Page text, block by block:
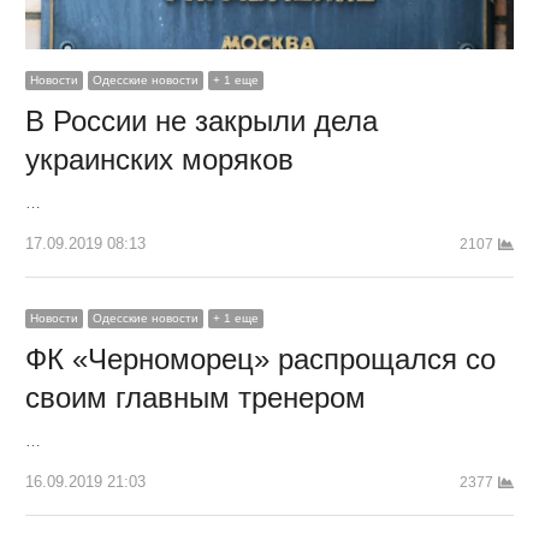
Новости Одесские новости + 1 еще
В России не закрыли дела
украинских моряков
…
17.09.2019 08:13 2107
Новости Одесские новости + 1 еще
ФК «Черноморец» распрощался со
своим главным тренером
…
16.09.2019 21:03 2377